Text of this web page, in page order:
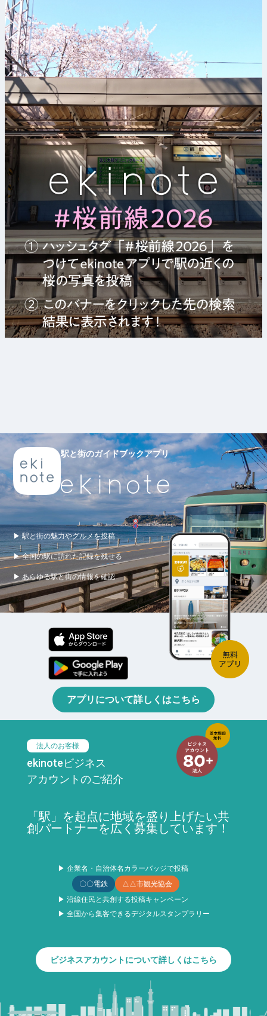
駅と街のガイドブックアプリ
▶ 駅と街の魅力やグルメを投稿
▶ 全国の駅に訪れた記録を残せる
▶ あらゆる駅と街の情報を確認
アプリについて詳しくはこちら
法人のお客様
ekinoteビジネス
アカウントのご紹介
「駅」を起点に地域を盛り上げたい共
創パートナーを広く募集しています！
▶ 企業名・自治体名カラーバッジで投稿
〇〇電鉄
△△市観光協会
▶ 沿線住民と共創する投稿キャンペーン
▶ 全国から集客できるデジタルスタンプラリー
ビジネスアカウントについて詳しくはこちら